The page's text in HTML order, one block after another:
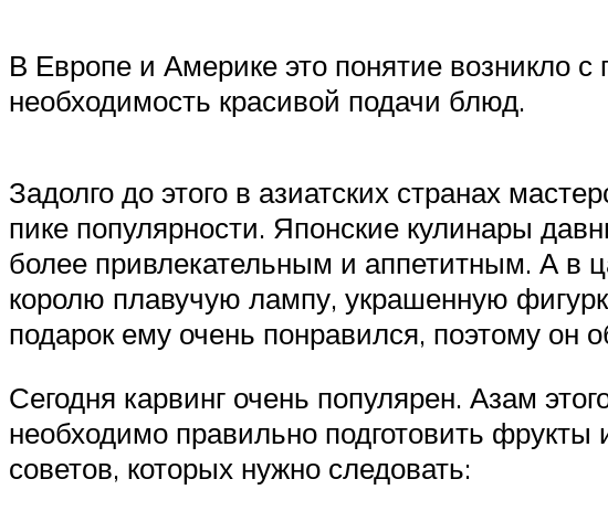
В Европе и Америке это понятие возникло с
необходимость красивой подачи блюд.
Задолго до этого в азиатских странах
пике популярности. Японские кулинары
более привлекательным и аппетитным. А в
королю плавучую лампу, украшенную
подарок ему очень понравился, поэтому он
Сегодня карвинг очень популярен. Азам
необходимо правильно подготовить
советов, которых нужно следовать: